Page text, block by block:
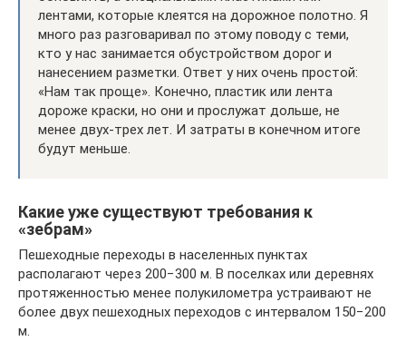
лентами, которые клеятся на дорожное полотно. Я
много раз разговаривал по этому поводу с теми,
кто у нас занимается обустройством дорог и
нанесением разметки. Ответ у них очень простой:
«Нам так проще». Конечно, пластик или лента
дороже краски, но они и прослужат дольше, не
менее двух-трех лет. И затраты в конечном итоге
будут меньше.
Какие уже существуют требования к
«зебрам»
Пешеходные переходы в населенных пунктах
располагают через 200−300 м. В поселках или деревнях
протяженностью менее полукилометра устраивают не
более двух пешеходных переходов с интервалом 150−200
м.